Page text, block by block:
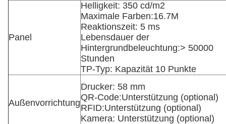
Panel
Helligkeit: 350 cd/m2
Maximale Farben:16.7M
Reaktionszeit: 5 ms
Lebensdauer der
Hintergrundbeleuchtung:> 50000
Stunden
TP-Typ: Kapazität 10 Punkte
Außenvorrichtung
Drucker: 58 mm
QR-Code:Unterstützung (optional)
RFID:Unterstützung (optional)
Kamera: Unterstützung (optional)